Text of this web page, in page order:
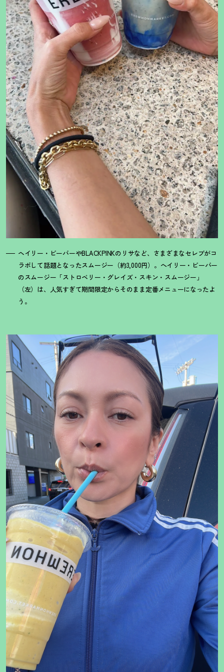
ヘイリー・ビーバーやBLACKPINKのリサなど、さまざまなセレブがコ
ラボして話題となったスムージー（約3,000円）。へイリー・ビーバー
のスムージー「ストロベリー・グレイズ・スキン・スムージー」
（左）は、人気すぎて期間限定からそのまま定番メニューになったよ
う。